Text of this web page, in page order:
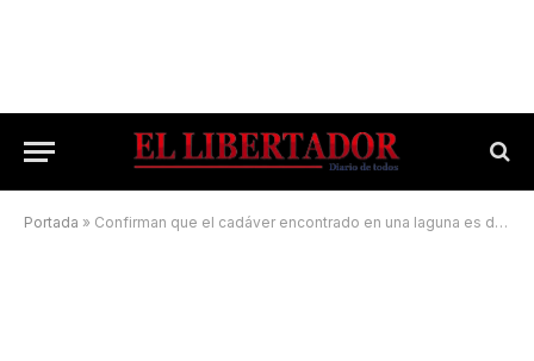
Portada » Confirman que el cadáver encontrado en una laguna es de Froilán Barrios